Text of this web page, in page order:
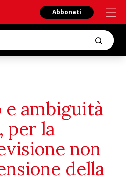
Abbonati
e ambiguità
per la
non
della